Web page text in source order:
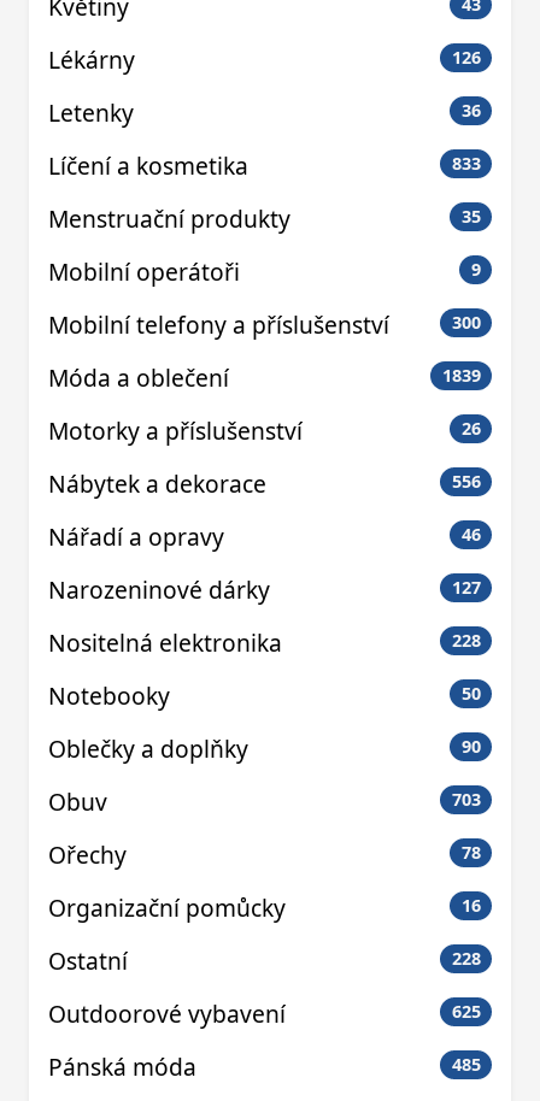
Lékárny 126
Letenky 36
Líčení a kosmetika 833
Menstruační produkty 35
Mobilní operátoři 9
Mobilní telefony a příslušenství 300
Móda a oblečení 1839
Motorky a příslušenství 26
Nábytek a dekorace 556
Nářadí a opravy 46
Narozeninové dárky 127
Nositelná elektronika 228
Notebooky 50
Oblečky a doplňky 90
Obuv 703
Ořechy 78
Organizační pomůcky 16
Ostatní 228
Outdoorové vybavení 625
Pánská móda 485